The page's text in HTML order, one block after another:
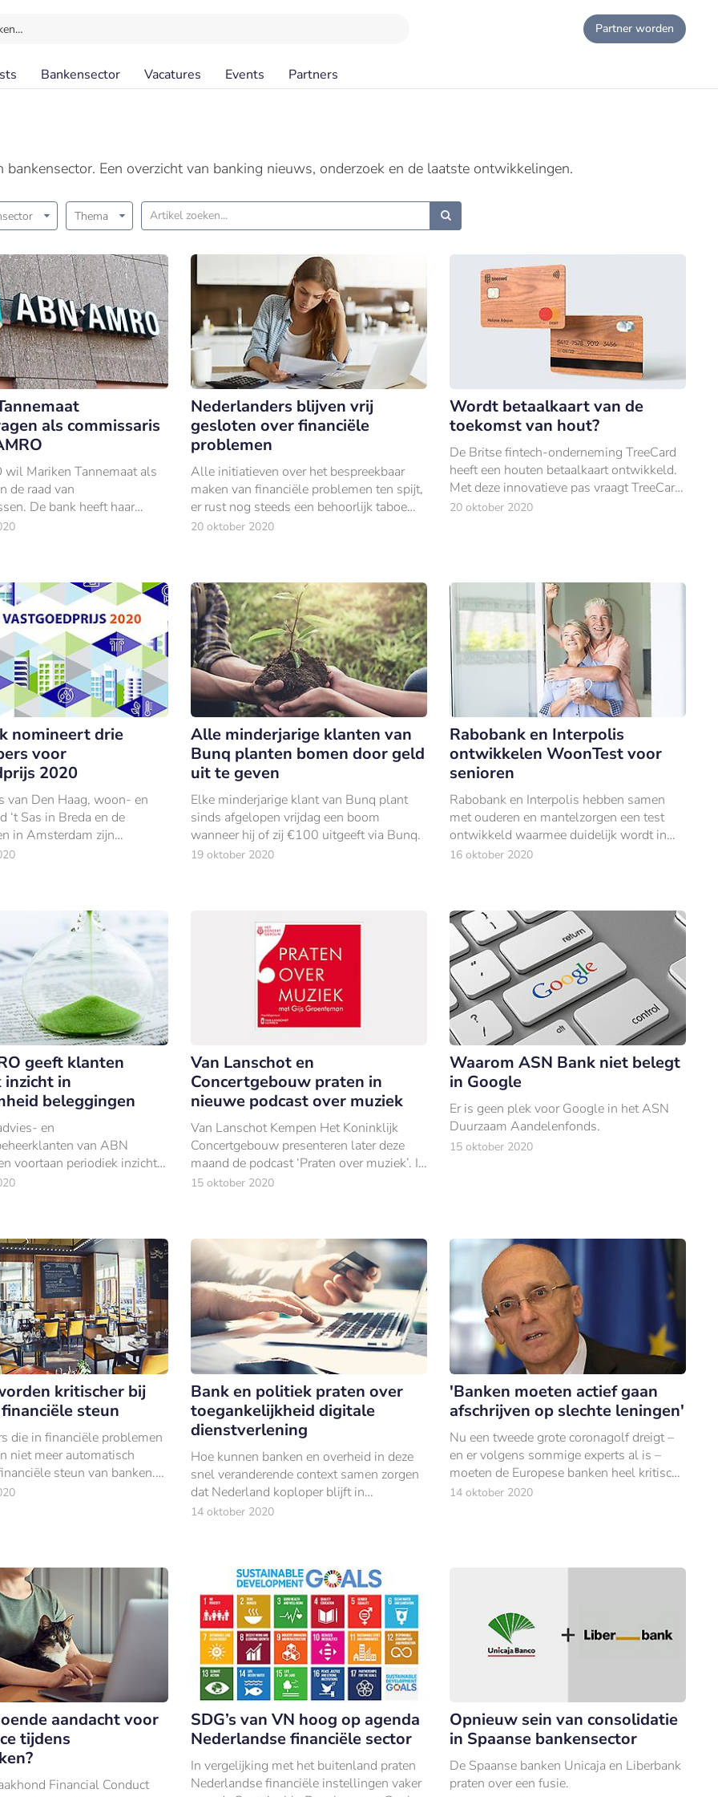
Partner worden
Bankensector Vacatures Events Partners
Een overzicht van banking nieuws, onderzoek en de laatste ontwikkelingen.
Thema
als commissaris
Mariken Tannemaat als
de raad van
De bank heeft haar
voorgedragen.
Nederlanders blijven vrij
gesloten over financiële
problemen
Alle initiatieven over het bespreekbaar
maken van financiële problemen ten spijt,
er rust nog steeds een behoorlijk taboe
op. Alleen bij hun partner leggen
20 oktober 2020
Wordt betaalkaart van de
toekomst van hout?
De Britse fintech-onderneming TreeCard
heeft een houten betaalkaart ontwikkeld.
Met deze innovatieve pas vraagt TreeCard
aandacht voor het milieu.
20 oktober 2020
nomineert drie
voor
2020
van Den Haag, woon- en
‘t Sas in Breda en de
in Amsterdam zijn
voor de Rabo Vastgoedprijs
Alle minderjarige klanten van
Bunq planten bomen door geld
uit te geven
Elke minderjarige klant van Bunq plant
sinds afgelopen vrijdag een boom
wanneer hij of zij €100 uitgeeft via Bunq.
19 oktober 2020
Rabobank en Interpolis
ontwikkelen WoonTest voor
senioren
Rabobank en Interpolis hebben samen
met ouderen en mantelzorgen een test
ontwikkeld waarmee duidelijk wordt in
welke mate een woning nu en in de
16 oktober 2020
geeft klanten
inzicht in
beleggingen
en
van ABN
voortaan periodiek inzicht
duurzaamheid van hun
Van Lanschot en
Concertgebouw praten in
nieuwe podcast over muziek
Van Lanschot Kempen Het Koninklijk
Concertgebouw presenteren later deze
maand de podcast ‘Praten over muziek’. In
de podcast komen musici aan het woord
15 oktober 2020
Waarom ASN Bank niet belegt
in Google
Er is geen plek voor Google in het ASN
Duurzaam Aandelenfonds.
15 oktober 2020
kritischer bij
steun
die in financiële problemen
niet meer automatisch
steun van banken.
de vorm van uitstel van
Bank en politiek praten over
toegankelijkheid digitale
dienstverlening
Hoe kunnen banken en overheid in deze
snel veranderende context samen zorgen
dat Nederland koploper blijft in
toegankelijke digitale financiële
14 oktober 2020
'Banken moeten actief gaan
afschrijven op slechte leningen'
Nu een tweede grote coronagolf dreigt –
en er volgens sommige experts al is –
moeten de Europese banken heel kritisch
gaan kijken naar welke klanten de
14 oktober 2020
aandacht voor
tijdens
Financial Conduct
SDG’s van VN hoog op agenda
Nederlandse financiële sector
In vergelijking met het buitenland praten
Nederlandse financiële instellingen vaker
Opnieuw sein van consolidatie
in Spaanse bankensector
De Spaanse banken Unicaja en Liberbank
praten over een fusie.